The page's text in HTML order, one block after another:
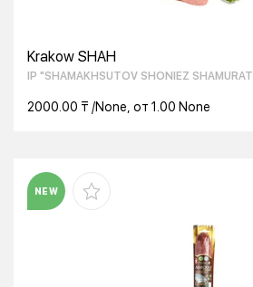
Krakow SHAH
IP "SHAMAKHSUTOV SHONIEZ
2000.00 ₸ /None, от 1.00 None
NEW